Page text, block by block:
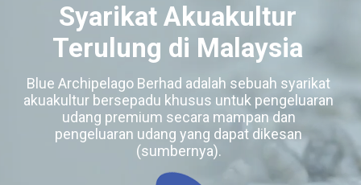
Syarikat Akuakultur
Terulung di Malaysia
Blue Archipelago Berhad adalah sebuah syarikat
akuakultur bersepadu khusus untuk pengeluaran
udang premium secara mampan dan
pengeluaran udang yang dapat dikesan
(sumbernya).